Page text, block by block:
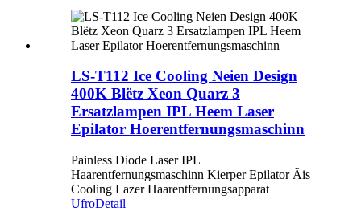
LS-T112 Ice Cooling Neien Design
400K Blëtz Xeon Quarz 3
Ersatzlampen IPL Heem Laser
Epilator Hoerentfernungsmaschinn
Painless Diode Laser IPL
Haarentfernungsmaschinn Kierper Epilator Äis
Cooling Lazer Haarentfernungsapparat
UfroDetail